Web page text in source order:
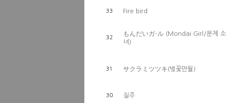
33 Fire bird
32
もんだいガ-ル (Mondai Girl/문제 소
녀)
31 サクラミツツキ(벚꽃만월)
30 질주